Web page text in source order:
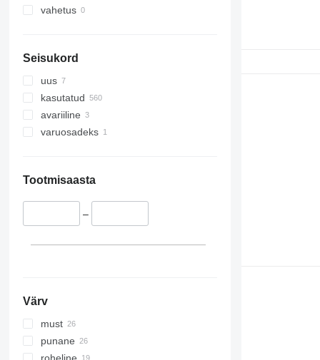
vahetus
Seisukord
uus
kasutatud
avariiline
varuosadeks
Tootmisaasta
–
Värv
must
punane